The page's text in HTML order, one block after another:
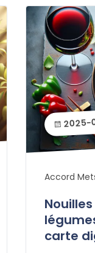
2025-
Accord
carte